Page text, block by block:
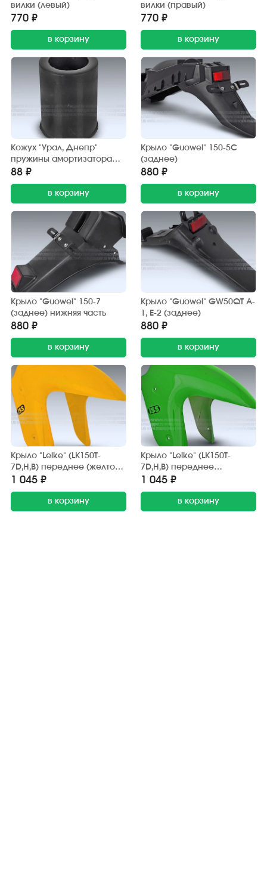
вилки (левый)
770 ₽
в корзину
вилки (правый)
770 ₽
в корзину
Кожух "Урал, Днепр"
пружины амортизатора
(пластик)
88 ₽
в корзину
Крыло "Guowei" 150-5С
(заднее)
880 ₽
в корзину
Крыло "Guowei" 150-7
(заднее) нижняя часть
880 ₽
в корзину
Крыло "Guowei" GW50QT A-
1, Е-2 (заднее)
880 ₽
в корзину
Крыло "Leike" (LK150T-
7D,H,B) переднее (желтое)
передняя часть
1 045 ₽
в корзину
Крыло "Leike" (LK150T-
7D,H,B) переднее
(зелёное) передняя часть
1 045 ₽
в корзину